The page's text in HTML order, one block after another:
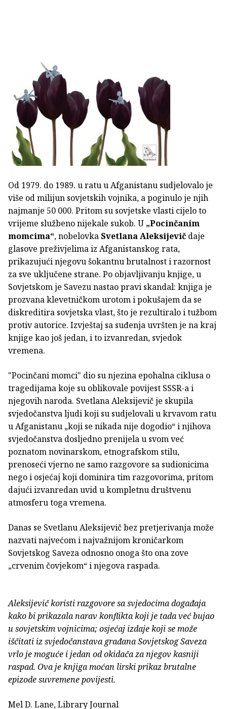
Od 1979. do 1989. u ratu u Afganistanu sudjelovalo je
više od milijun sovjetskih vojnika, a poginulo je njih
najmanje 50 000. Pritom su sovjetske vlasti cijelo to
vrijeme službeno nijekale sukob. U „Pocinčanim
momcima“, nobelovkaSvetlana Aleksijevič daje
glasove preživjelima iz Afganistanskog rata,
prikazujući njegovu šokantnu brutalnost i razornost
za sve uključene strane. Po objavljivanju knjige, u
Sovjetskom je Savezu nastao pravi skandal: knjiga je
prozvana klevetničkom urotom i pokušajem da se
diskreditira sovjetska vlast, što je rezultiralo i tužbom
protiv autorice. Izvještaj sa suđenja uvršten je na kraj
knjige kao još jedan, i to izvanredan, svjedok
vremena.
"Pocinčani momci" dio su njezina epohalna ciklusa o
tragedijama koje su oblikovale povijest SSSR-a i
njegovih naroda. Svetlana Aleksijevičje skupila
svjedočanstva ljudi koji su sudjelovali u krvavom ratu
u Afganistanu „koji se nikada nije dogodio“ i njihova
svjedočanstva dosljedno prenijela u svom već
poznatom novinarskom, etnografskom stilu,
prenoseći vjerno ne samo razgovore sa sudionicima
nego i osjećaj koji dominira tim razgovorima, pritom
dajući izvanredan uvid u kompletnu društvenu
atmosferu toga vremena.
Danas se Svetlanu Aleksijevič bez pretjerivanja može
nazvati najvećom i najvažnijom kroničarkom
Sovjetskog Saveza odnosno onoga što ona zove
„crvenim čovjekom“ i njegova raspada.
Aleksijevič koristi razgovore sa svjedocima događaja
kako bi prikazala narav konflikta koji je tada već bujao
u sovjetskim vojnicima; osjećaj izdaje koji se može
iščitati iz svjedočanstava građana Sovjetskog Saveza
vrlo je moguće i jedan od okidača za njegov kasniji
raspad. Ova je knjiga moćan lirski prikaz brutalne
epizode suvremene povijesti.
Mel D. Lane, Library Journal